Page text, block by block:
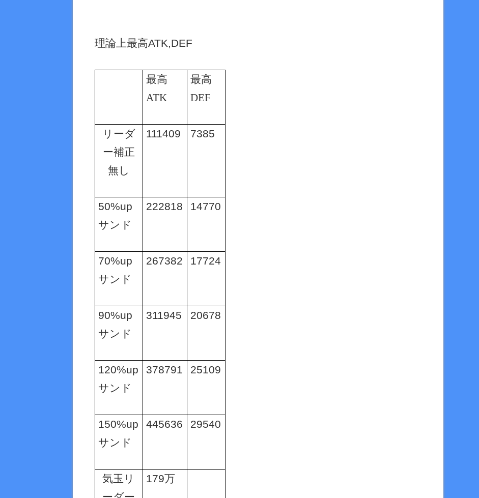
理論上最高ATK,DEF
最高
ATK
最高
DEF
リーダ
ー補正
無し
111409 7385
50%up
サンド
222818 14770
70%up
サンド
267382 17724
90%up
サンド
311945 20678
120%up
サンド
378791 25109
150%up
サンド
445636 29540
気玉リ
179万